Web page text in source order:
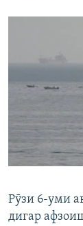
Рӯзи 6-уми
дигар